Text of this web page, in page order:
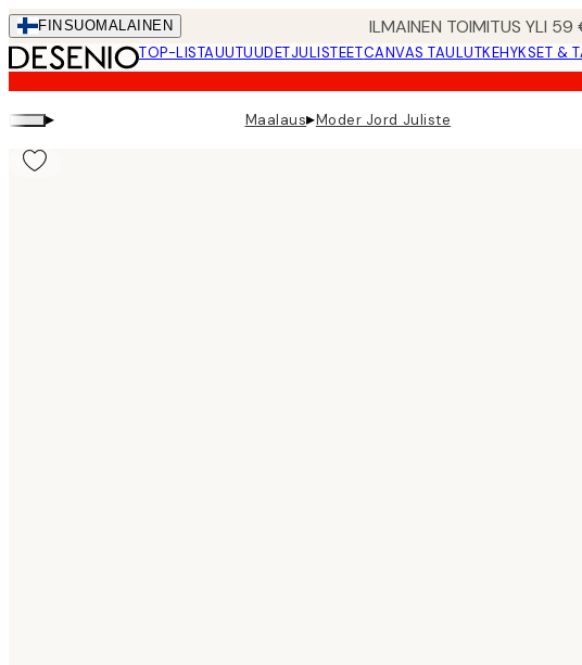
Skip
to
main
content.
FIN SUOMALAINEN ILMAINEN TOIMITUS YLI
TOP-LISTAUUTUUDETJULISTEETCANVAS TAULUTKEHYKSET &
▸ Maalaus▸Moder Jord Juliste